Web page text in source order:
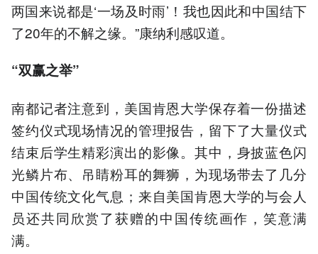
两国来说都是‘一场及时雨’！我也因此和中国结下
了20年的不解之缘。”康纳利感叹道。
“双赢之举”
南都记者注意到，美国肯恩大学保存着一份描述
签约仪式现场情况的管理报告，留下了大量仪式
结束后学生精彩演出的影像。其中，身披蓝色闪
光鳞片布、吊睛粉耳的舞狮，为现场带去了几分
中国传统文化气息；来自美国肯恩大学的与会人
员还共同欣赏了获赠的中国传统画作，笑意满
满。